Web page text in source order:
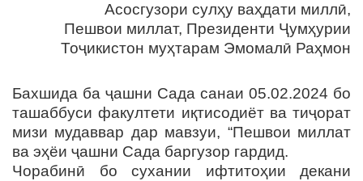
Асосгузори сулҳу ваҳдати миллӣ,
Пешвои миллат, Президенти Ҷумҳурии
Тоҷикистон муҳтарам Эмомалӣ Раҳмон
Бахшида ба ҷашни Сада санаи 05.02.2024 бо
ташаббуси факултети иқтисодиёт ва тиҷорат
мизи мудаввар дар мавзуи, “Пешвои миллат
ва эҳёи ҷашни Сада баргузор гардид.
Чорабинӣ бо сухании ифтитоҳии декани